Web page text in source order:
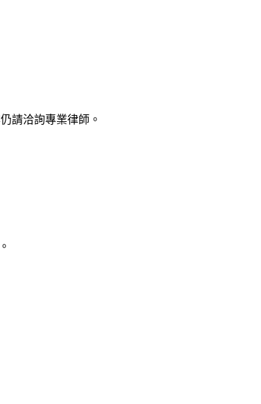
請洽詢專業律師。